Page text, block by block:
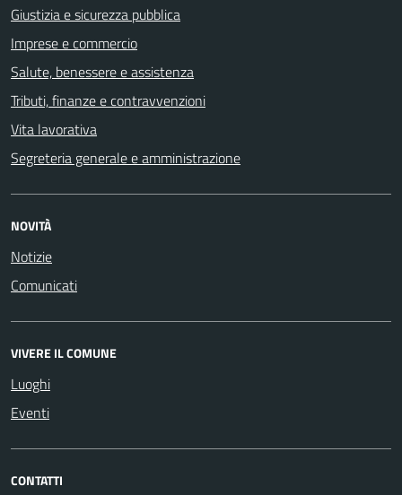
Giustizia e sicurezza pubblica
Imprese e commercio
Salute, benessere e assistenza
Tributi, finanze e contravvenzioni
Vita lavorativa
Segreteria generale e amministrazione
NOVITÀ
Notizie
Comunicati
VIVERE IL COMUNE
Luoghi
Eventi
CONTATTI